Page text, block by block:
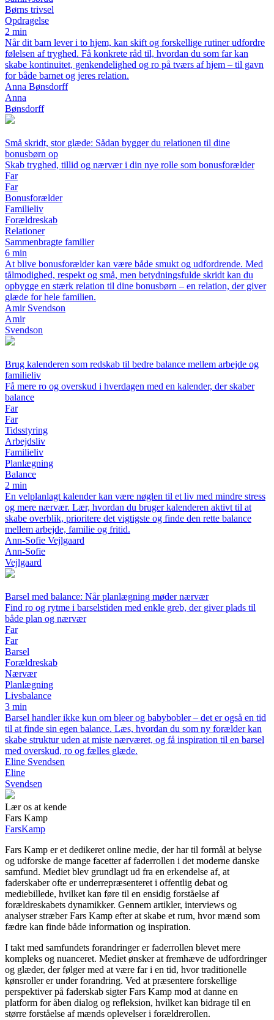
Børns trivsel
Opdragelse
2 min
Når dit barn lever i to hjem, kan skift og forskellige rutiner udfordre
følelsen af tryghed. Få konkrete råd til, hvordan du som far kan
skabe kontinuitet, genkendelighed og ro på tværs af hjem – til gavn
for både barnet og jeres relation.
Anna Bønsdorff
Anna
Bønsdorff
Små skridt, stor glæde: Sådan bygger du relationen til dine
bonusbørn op
Skab tryghed, tillid og nærvær i din nye rolle som bonusforælder
Far
Far
Bonusforælder
Familieliv
Forældreskab
Relationer
Sammenbragte familier
6 min
At blive bonusforælder kan være både smukt og udfordrende. Med
tålmodighed, respekt og små, men betydningsfulde skridt kan du
opbygge en stærk relation til dine bonusbørn – en relation, der giver
glæde for hele familien.
Amir Svendson
Amir
Svendson
Brug kalenderen som redskab til bedre balance mellem arbejde og
familieliv
Få mere ro og overskud i hverdagen med en kalender, der skaber
balance
Far
Far
Tidsstyring
Arbejdsliv
Familieliv
Planlægning
Balance
2 min
En velplanlagt kalender kan være nøglen til et liv med mindre stress
og mere nærvær. Lær, hvordan du bruger kalenderen aktivt til at
skabe overblik, prioritere det vigtigste og finde den rette balance
mellem arbejde, familie og fritid.
Ann-Sofie Vejlgaard
Ann-Sofie
Vejlgaard
Barsel med balance: Når planlægning møder nærvær
Find ro og rytme i barselstiden med enkle greb, der giver plads til
både plan og nærvær
Far
Far
Barsel
Forældreskab
Nærvær
Planlægning
Livsbalance
3 min
Barsel handler ikke kun om bleer og babybobler – det er også en tid
til at finde sin egen balance. Læs, hvordan du som ny forælder kan
skabe struktur uden at miste nærværet, og få inspiration til en barsel
med overskud, ro og fælles glæde.
Eline Svendsen
Eline
Svendsen
Lær os at kende
Fars Kamp
FarsKamp
Fars Kamp er et dedikeret online medie, der har til formål at belyse
og udforske de mange facetter af faderrollen i det moderne danske
samfund. Mediet blev grundlagt ud fra en erkendelse af, at
faderskaber ofte er underrepræsenteret i offentlig debat og
mediebillede, hvilket kan føre til en ensidig forståelse af
forældreskabets dynamikker. Gennem artikler, interviews og
analyser stræber Fars Kamp efter at skabe et rum, hvor mænd som
fædre kan finde både information og inspiration.
I takt med samfundets forandringer er faderrollen blevet mere
kompleks og nuanceret. Mediet ønsker at fremhæve de udfordringer
og glæder, der følger med at være far i en tid, hvor traditionelle
kønsroller er under forandring. Ved at præsentere forskellige
perspektiver på faderskab sigter Fars Kamp mod at danne en
platform for åben dialog og refleksion, hvilket kan bidrage til en
større forståelse af mænds oplevelser i forældrerollen.